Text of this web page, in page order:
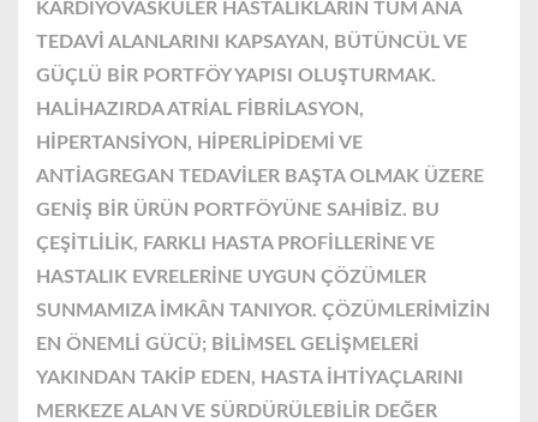
KARDİYOVASKÜLER HASTALIKLARIN TÜM ANA
TEDAVİ ALANLARINI KAPSAYAN, BÜTÜNCÜL VE
GÜÇLÜ BİR PORTFÖY YAPISI OLUŞTURMAK.
HALİHAZIRDA ATRİAL FİBRİLASYON,
HİPERTANSİYON, HİPERLİPİDEMİ VE
ANTİAGREGAN TEDAVİLER BAŞTA OLMAK ÜZERE
GENİŞ BİR ÜRÜN PORTFÖYÜNE SAHİBİZ. BU
ÇEŞİTLİLİK, FARKLI HASTA PROFİLLERİNE VE
HASTALIK EVRELERİNE UYGUN ÇÖZÜMLER
SUNMAMIZA İMKÂN TANIYOR. ÇÖZÜMLERİMİZİN
EN ÖNEMLİ GÜCÜ; BİLİMSEL GELİŞMELERİ
YAKINDAN TAKİP EDEN, HASTA İHTİYAÇLARINI
MERKEZE ALAN VE SÜRDÜRÜLEBİLİR DEĞER